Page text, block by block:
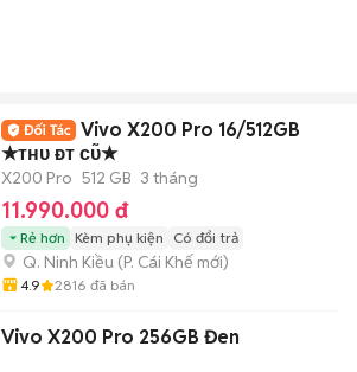
Vivo X200 Pro 16/512GB
★ᴛʜᴜ ᴆᴛ ᴄᴜ̃★
X200 Pro 512 GB 3 tháng
11.990.000 đ
Rẻ hơn Kèm phụ kiện Có đổi trả
Q. Ninh Kiều (P. Cái Khế mới)
4.9 2816 đã bán
Vivo X200 Pro 256GB Đen